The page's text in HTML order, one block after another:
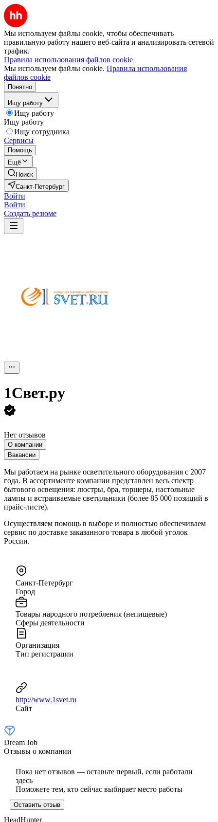
Мы используем файлы cookie, чтобы обеспечивать
правильную работу нашего веб-сайта и анализировать сетевой
трафик.
Правила использования файлов cookie
Мы используем файлы cookie. Правила использования
файлов cookie
Понятно
Ищу работу
Ищу работу
Ищу работу
Ищу сотрудника
Сервисы
Помощь
Ещё
Поиск
Санкт-Петербург
Войти
Войти
Создать резюме
1Свет.ру
Нет отзывов
О компании
Вакансии
Мы работаем на рынке осветительного оборудования с 2007
года. В ассортименте компании представлен весь спектр
бытового освещения: люстры, бра, торшеры, настольные
лампы и встраиваемые светильники (более 85 000 позиций в
прайс-листе).
Осуществляем помощь в выборе и полностью обеспечиваем
сервис по доставке заказанного товара в любой уголок
России.
Санкт-Петербург
Город
Товары народного потребления (непищевые)
Сферы деятельности
Организация
Тип регистрации
http://www.1svet.ru
Сайт
Dream Job
Отзывы о компании
Пока нет отзывов — оставьте первый, если работали
здесь
Поможете тем, кто сейчас выбирает место работы
Оставить отзыв
HeadHunter